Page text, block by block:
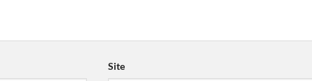
Site